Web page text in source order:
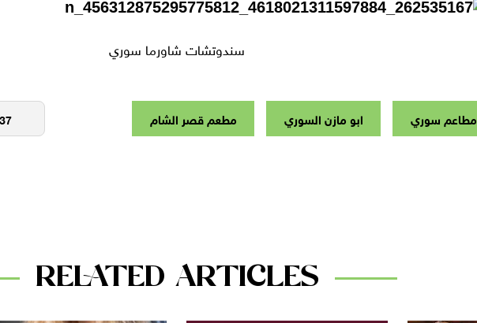
سندوتشات شاورما سوري
مطاعم سوري ابو مازن السوري مطعم قصر الشام
RELATED ARTICLES